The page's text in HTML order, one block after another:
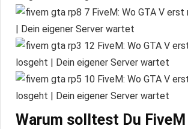
Warum solltest Du